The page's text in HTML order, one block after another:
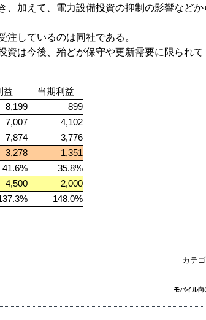
、加えて、電力設備投資の抑制の影響など
しているのは同社である。
は今後、殆どが保守や更新需要に限られて
益
当期利益
8,199
899
7,007
4,102
7,874
3,776
3,278
1,351
41.6%
35.8%
4,500
2,000
148.0%
カテゴ
モバイル向